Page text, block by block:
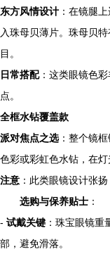
东方风情设计 ：在镜腿
入珠母贝薄片。珠母贝
目。
日常搭配：这类眼镜色
点。
全框水钻覆盖款
派对焦点之选：整个镜
色彩或彩虹色水钻，在灯
注意 ：此类眼镜设计张
选购与保养贴士 ：
- 试戴关键 ：珠宝眼镜
部，避免滑落。